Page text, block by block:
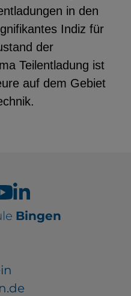
in den
Indiz für
der
Teilentladung ist
auf dem Gebiet
Bingen